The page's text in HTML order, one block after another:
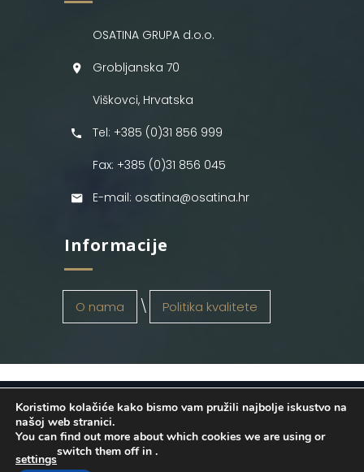
OSATINA GRUPA d.o.o.
Grobljanska 70
Viškovci, Hrvatska
Tel: +385 (0)31 856 999
Fax: +385 (0)31 856 045
E-mail: osatina@osatina.hr
Informacije
O nama Politika kvalitete
OSATINA GRUPA d.o.o. 2026
. Configured
byINFOS Osijek. Sva prava pridržana.
Koristimo kolačiće kako bismo vam pružili najbolje iskustvo na
našoj web stranici.
You can find out more about which cookies we are using or
switch them off in
settings
.